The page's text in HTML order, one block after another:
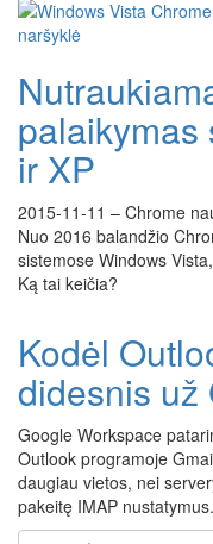
palaikymas
ir XP
2015-11-11 – Chrome
Nuo 2016 balandžio
sistemose Windows
Ką tai keičia?
Kodėl
didesnis už
Google Workspace
Outlook programoje
daugiau vietos, nei
pakeitę IMAP nustatymus.